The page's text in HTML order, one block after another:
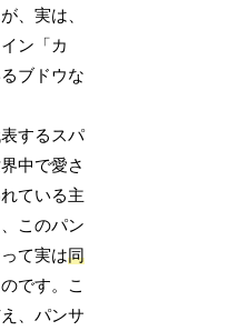
、実は、
ン「カ
ブドウな
するスパ
中で愛さ
ている主
このパン
て実は同
です。こ
、パンサ